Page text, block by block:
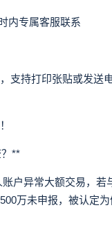
专属客服联系
持打印张贴或发送
**
户异常大额交易，若
万未申报，被认定为